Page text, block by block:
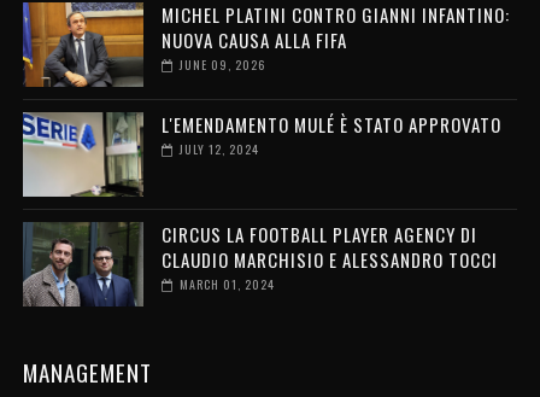
MICHEL PLATINI CONTRO GIANNI INFANTINO:
NUOVA CAUSA ALLA FIFA
JUNE 09, 2026
L'EMENDAMENTO MULÉ È STATO APPROVATO
JULY 12, 2024
CIRCUS LA FOOTBALL PLAYER AGENCY DI
CLAUDIO MARCHISIO E ALESSANDRO TOCCI
MARCH 01, 2024
MANAGEMENT